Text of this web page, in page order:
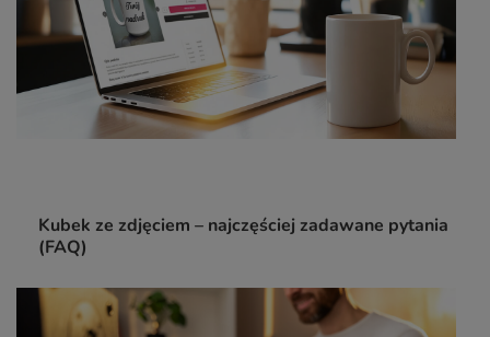
Kubek ze zdjęciem – najczęściej zadawane pytania
(FAQ)